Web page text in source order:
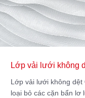
Lớp vải lưới không
Lớp vải lưới không dệt
loại bỏ các cặn bẩn lơ